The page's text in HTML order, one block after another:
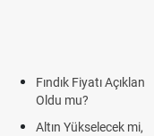
Alım Fiyatları Belli
İçin Son